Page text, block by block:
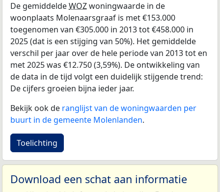
De gemiddeldeWOZwoningwaarde in de
woonplaats Molenaarsgraaf is met €153.000
toegenomen van €305.000 in 2013 tot €458.000 in
2025 (dat is een stijging van 50%). Het gemiddelde
verschil per jaar over de hele periode van 2013 tot en
met 2025 was €12.750 (3,59%). De ontwikkeling van
de data in de tijd volgt een duidelijk stijgende trend:
De cijfers groeien bijna ieder jaar.
Bekijk ook de ranglijst van de woningwaarden per
buurt in de gemeente Molenlanden.
Toelichting
Download een schat aan informatie